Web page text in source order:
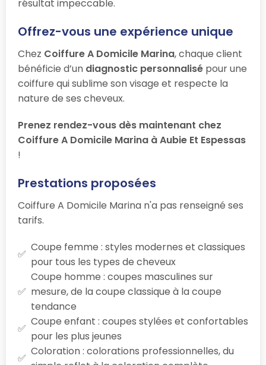
résultat impeccable.
Offrez-vous une expérience unique
Chez Coiffure A Domicile Marina, chaque client
bénéficie d’un diagnostic personnalisé pour une
coiffure qui sublime son visage et respecte la
nature de ses cheveux.
Prenez rendez-vous dès maintenant chez
Coiffure A Domicile Marina à Aubie Et Espessas
!
Prestations proposées
Coiffure A Domicile Marina n'a pas renseigné ses
tarifs.
Coupe femme : styles modernes et classiques
pour tous les types de cheveux
Coupe homme : coupes masculines sur
mesure, de la coupe classique à la coupe
tendance
Coupe enfant : coupes stylées et confortables
pour les plus jeunes
Coloration : colorations professionnelles, du